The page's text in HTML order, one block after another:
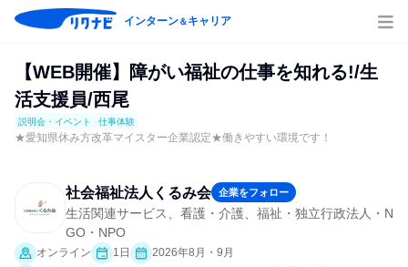
インターン＆キャリア
【WEB開催】障がい福祉の仕事を知れる!/生
活支援員/西尾
説明会・イベント 仕事体験
★愛知県休み方改革マイスター企業認定★働きやすい環境です！
社会福祉法人くるみ会 企業をフォロー
生活関連サービス、看護・介護、福祉・独立行政法人・N
GO・NPO
オンライン 1日
2026年8月・9月